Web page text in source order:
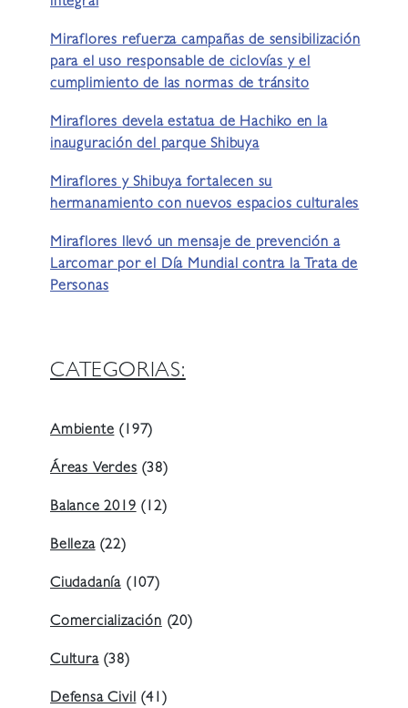
integral
Miraflores refuerza campañas de sensibilización
para el uso responsable de ciclovías y el
cumplimiento de las normas de tránsito
Miraflores devela estatua de Hachiko en la
inauguración del parque Shibuya
Miraflores y Shibuya fortalecen su
hermanamiento con nuevos espacios culturales
Miraflores llevó un mensaje de prevención a
Larcomar por el Día Mundial contra la Trata de
Personas
CATEGORIAS:
Ambiente(197)
Áreas Verdes(38)
Balance 2019(12)
Belleza(22)
Ciudadanía (107)
Comercialización(20)
Cultura(38)
Defensa Civil(41)